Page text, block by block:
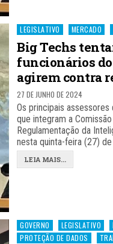
Posted
in
LEGISLATIVO MERCADO
Big Techs
funcionários
agirem contra
27 DE JUNHO DE 2024
Os principais
que integram a
Regulamentação da
nesta quinta-feira (27)
LEIA MAIS...
Posted
in
GOVERNO LEGISLATIVO
PROTEÇÃO DE DADOS